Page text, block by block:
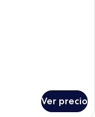
Ver precio